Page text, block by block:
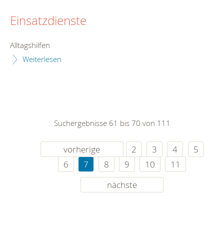
Einsatzdienste
Alltagshilfen
Weiterlesen
Suchergebnisse 61 bis 70 von 111
vorherige 2 3 4
5
6
7 8 9 10
11
nächste